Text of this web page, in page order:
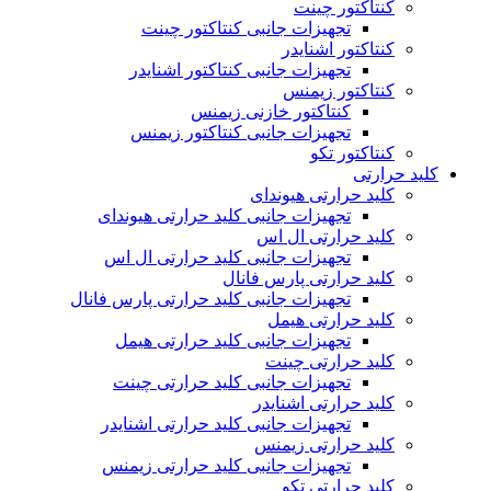
کنتاکتور چینت
تجهیزات جانبی کنتاکتور چینت
کنتاکتور اشنایدر
تجهیزات جانبی کنتاکتور اشنایدر
کنتاکتور زیمنس
کنتاکتور خازنی زیمنس
تجهیزات جانبی کنتاکتور زیمنس
کنتاکتور تکو
کلید حرارتی
کلید حرارتی هیوندای
تجهیزات جانبی کلید حرارتی هیوندای
کلید حرارتی ال اس
تجهیزات جانبی کلید حرارتی ال اس
کلید حرارتی پارس فانال
تجهیزات جانبی کلید حرارتی پارس فانال
کلید حرارتی هیمل
تجهیزات جانبی کلید حرارتی هیمل
کلید حرارتی چینت
تجهیزات جانبی کلید حرارتی چینت
کلید حرارتی اشنایدر
تجهیزات جانبی کلید حرارتی اشنایدر
کلید حرارتی زیمنس
تجهیزات جانبی کلید حرارتی زیمنس
کلید حرارتی تکو